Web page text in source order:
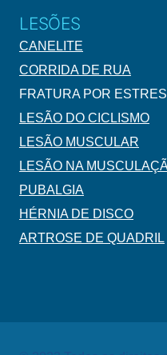
LESÕES
CANELITE
CORRIDA DE RUA
FRATURA POR
LESÃO DO CICLISMO
LESÃO MUSCULAR
LESÃO NA
PUBALGIA
HÉRNIA DE DISCO
ARTROSE DE QUADRIL